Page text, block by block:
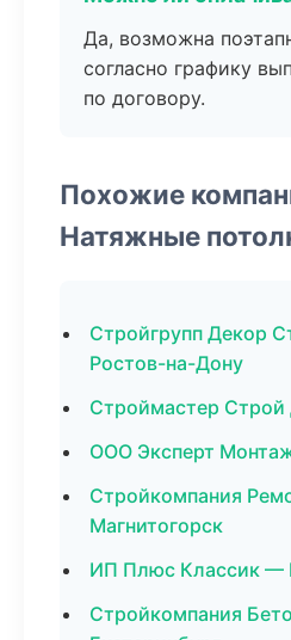
Да, возможна
согласно графику
по договору.
Похожие
Натяжные
Стройгрупп Декор
Ростов-на-Дону
Строймастер
ООО Эксперт
Стройкомпания
Магнитогорск
ИП Плюс Классик —
Стройкомпания